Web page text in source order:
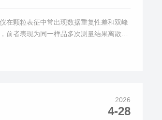
在颗粒表征中常出现数据重复性差和双峰
前者表现为同一样品多次测量结果离散，
性的核心手段。一、故障成因分析数据重
面附着污染物或气泡，造成背景噪声波动，
的基线一致性。双峰失真则通常源于光学或
2026
4-28